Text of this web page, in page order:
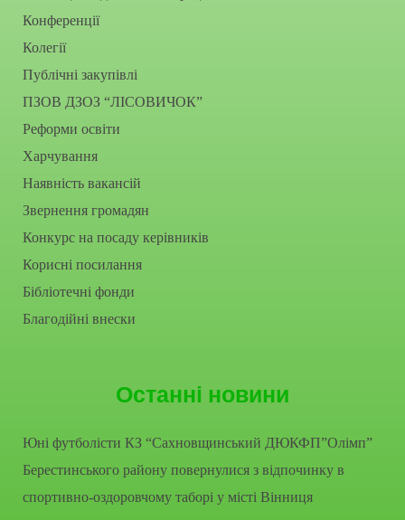
Конференції
Колегії
Публічні закупівлі
ПЗОВ ДЗОЗ “ЛІСОВИЧОК”
Реформи освіти
Харчування
Наявність вакансій
Звернення громадян
Конкурс на посаду керівників
Корисні посилання
Бібліотечні фонди
Благодійні внески
Останні новини
Юні футболісти КЗ “Сахновщинський ДЮКФП”Олімп”
Берестинського району повернулися з відпочинку в
спортивно-оздоровчому таборі у місті Вінниця